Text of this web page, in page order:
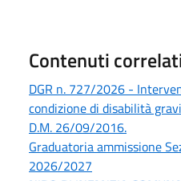
Contenuti
DGR n. 727/2026 -
condizione di disabilità
D.M. 26/09/2016.
Graduatoria ammissione
2026/2027